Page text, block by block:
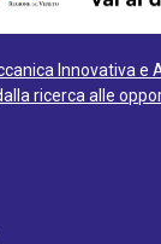
Innovativa e
ricerca alle